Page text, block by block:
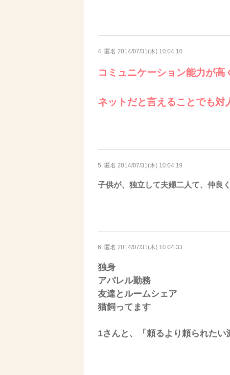
4. 匿名 2014/07/31(木) 10:04:10
コミュニケーション能力が高
ネットだと言えることでも対
5. 匿名 2014/07/31(木) 10:04:19
子供が、独立して夫婦二人て、仲良
6. 匿名 2014/07/31(木) 10:04:33
独身
アパレル勤務
友達とルームシェア
猫飼ってます
1さんと、「頼るより頼られたい